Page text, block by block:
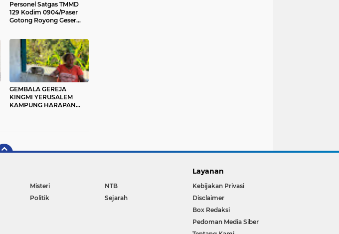
Personel Satgas TMMD
129 Kodim 0904/Paser
Gotong Royong Geser
GEMBALA GEREJA
KINGMI YERUSALEM
KAMPUNG HARAPAN
Misteri
NTB
Politik
Sejarah
Layanan
Kebijakan Privasi
Disclaimer
Box Redaksi
Pedoman Media Siber